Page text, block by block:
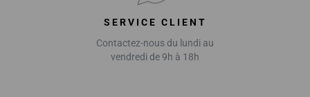
SERVICE CLIENT
Contactez-nous du lundi au
vendredi de 9h à 18h